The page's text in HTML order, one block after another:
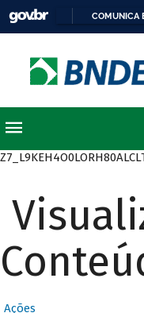
COMUNICA
Ações